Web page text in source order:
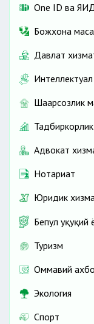
One ID ва
Божхона
Давлат
Шаҳарсозлик
Тадбиркорлик
Адвокат
Нотариат
Юридик
Бепул
Туризм
Оммавий
Экология
Спорт